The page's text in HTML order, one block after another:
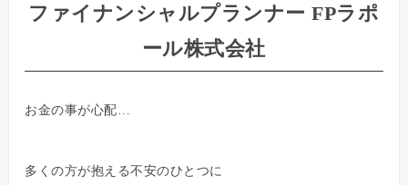
ファイナンシャルプランナー FPラポ
ール株式会社
お金の事が心配…
多くの方が抱える不安のひとつに